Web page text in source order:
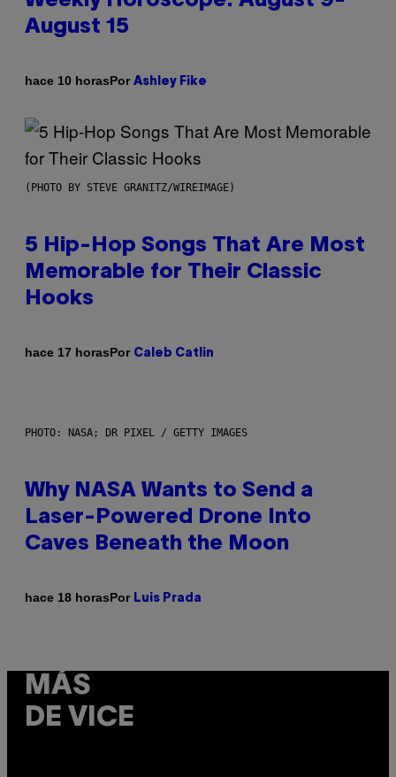
August 15
hace 10 horasPor Ashley Fike
(PHOTO BY STEVE GRANITZ/WIREIMAGE)
5 Hip-Hop Songs That Are Most
Memorable for Their Classic
Hooks
hace 17 horasPor Caleb Catlin
PHOTO: NASA; DR PIXEL / GETTY IMAGES
Why NASA Wants to Send a
Laser-Powered Drone Into
Caves Beneath the Moon
hace 18 horasPor Luis Prada
MÁS
DE VICE